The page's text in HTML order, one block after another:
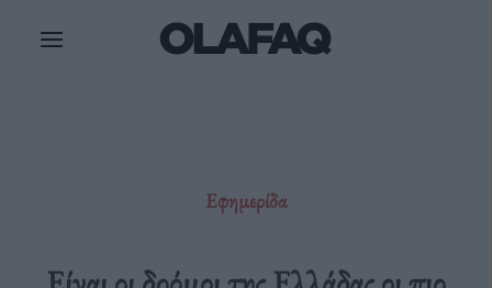
Εφημερίδα